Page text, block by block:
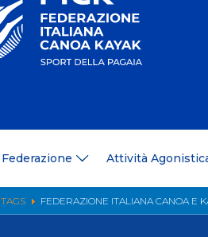
Federazione Attività
TAGS FEDERAZIONE ITALIANA CANOA E
Ufficio